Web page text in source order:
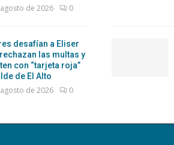
de 2026 0
desafían a Eliser
las multas y
con “tarjeta roja”
de El Alto
de 2026 0